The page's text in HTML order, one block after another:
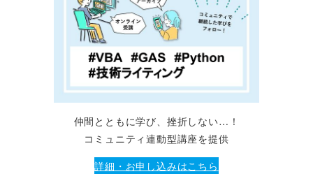
仲間とともに学び、挫折しない…！
コミュニティ連動型講座を提供
詳細・お申し込みはこちら